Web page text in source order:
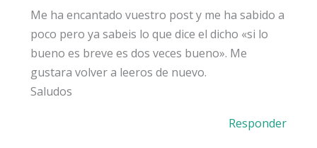
Me ha encantado vuestro post y me ha sabido a
poco pero ya sabeis lo que dice el dicho «si lo
bueno es breve es dos veces bueno». Me
gustara volver a leeros de nuevo.
Saludos
Responder